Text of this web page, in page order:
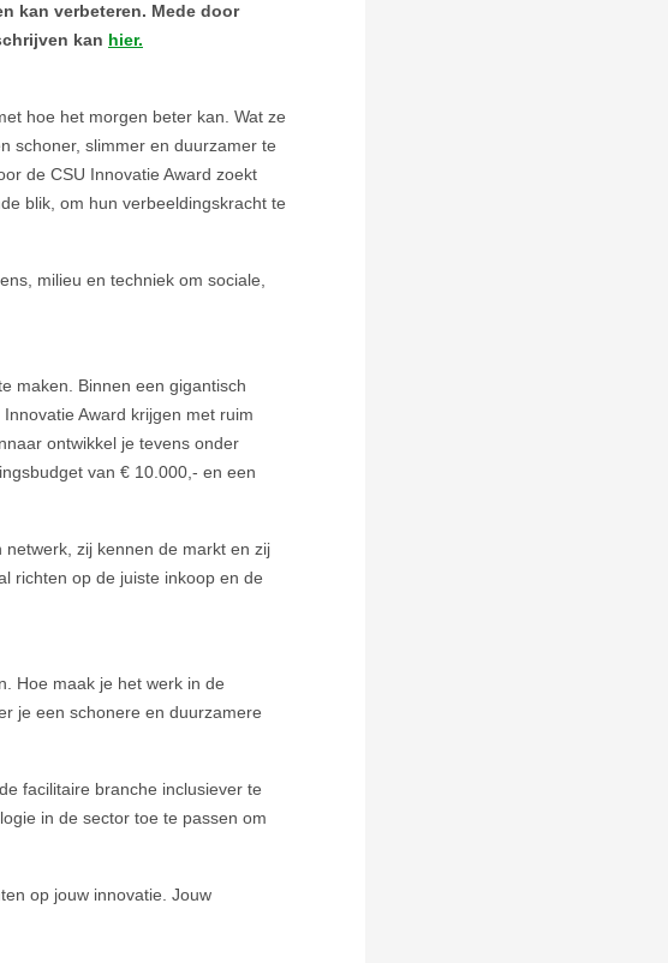
kan verbeteren. Mede door
kan hier.
hoe het morgen beter kan. Wat ze
schoner, slimmer en duurzamer te
de CSU Innovatie Award zoekt
blik, om hun verbeeldingskracht te
milieu en techniek om sociale,
maken. Binnen een gigantisch
Award krijgen met ruim
ontwikkel je tevens onder
van € 10.000,- en een
netwerk, zij kennen de markt en zij
richten op de juiste inkoop en de
Hoe maak je het werk in de
je een schonere en duurzamere
facilitaire branche inclusiever te
in de sector toe te passen om
op jouw innovatie. Jouw